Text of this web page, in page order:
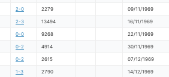
2-0 2279 09/11/1969
2-3 13494 16/11/1969
0-0 9268 22/11/1969
0-2 4914 30/11/1969
0-2 2615 07/12/1969
1-3 2790 14/12/1969